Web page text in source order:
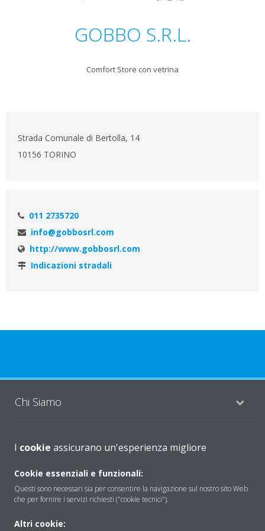
GOBBO S.R.L.
Comfort Store con vetrina
Strada Comunale di Bertolla, 14
10156 TORINO
011 2735720
info@gobbosrl.com
http://www.gobbosrl.com
Indicazioni stradali
Chi Siamo
Soluzioni
Contattaci
Periodo di supporto definito
I cookie assicurano un'esperienza migliore
Cookie essenziali e funzionali:
Questi sono necessari sia per consentire la navigazione sul nostro sito Web
che per fornire i servizi richiesti ("cookie tecnici").
Altri cookie: